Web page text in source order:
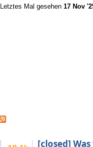
Letztes Mal gesehen 17 Nov
[closed]